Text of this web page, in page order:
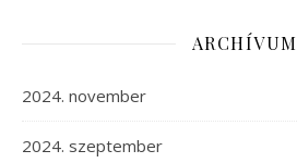
ARCHÍVUM
2024. november
2024. szeptember